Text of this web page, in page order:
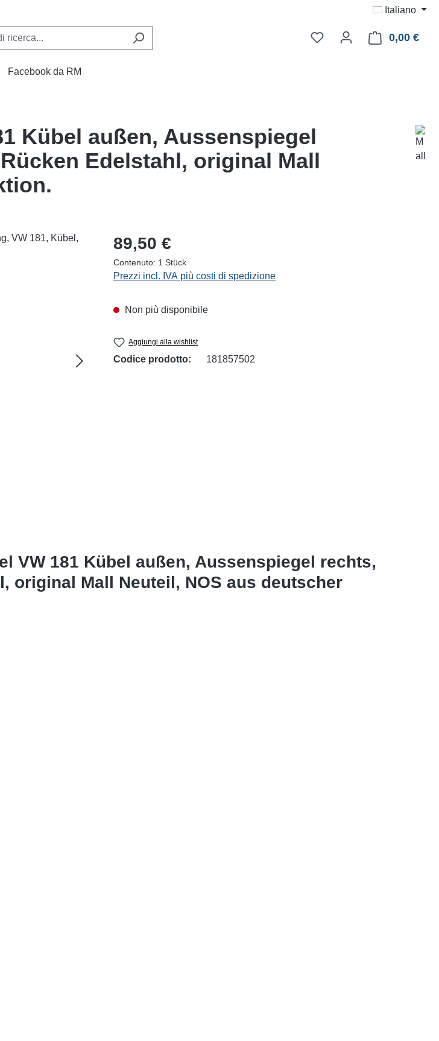
Italiano
0,00 €Il
Facebook da RM
Kübel außen, Aussenspiegel
Edelstahl, original Mall
Prezzo normale:
89,50 €
Contenuto: 1 Stück
Prezzi incl. IVA più costi di spedizione
Non più disponibile
Aggiungi alla wishlist
Codice prodotto: 181857502
VW 181 Kübel außen, Aussenspiegel rechts,
original Mall Neuteil, NOS aus deutscher